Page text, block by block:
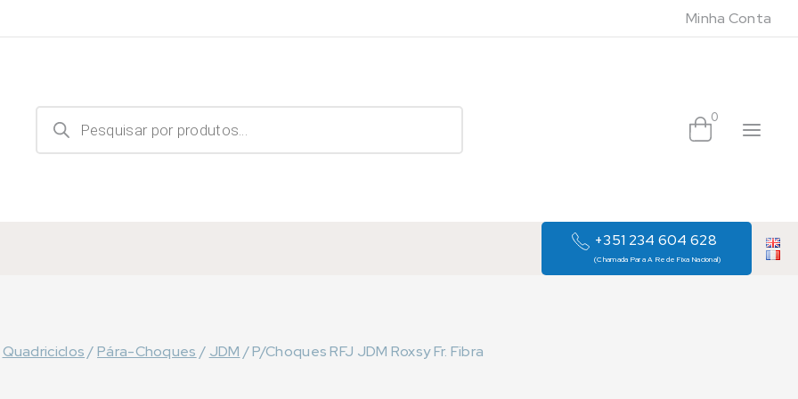
Minha Conta
Products
search 0
+351 234 604 628
(Chamada Para A Rede Fixa Nacional)
Quadriciclos /Pára-Choques / JDM /P/Choques RFJ JDM Roxsy Fr. Fibra